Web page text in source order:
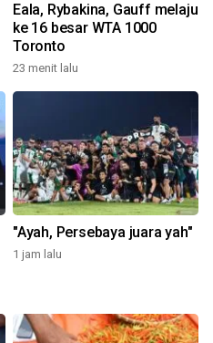
Eala, Rybakina, Gauff melaju
ke 16 besar WTA 1000
Toronto
23 menit lalu
"Ayah, Persebaya juara yah"
1 jam lalu